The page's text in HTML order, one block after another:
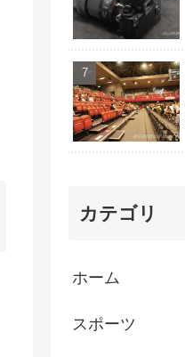
カテゴリ
ホーム
スポーツ